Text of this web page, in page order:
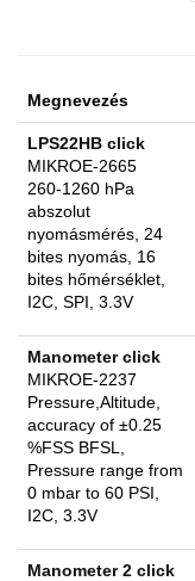
Megnevezés
LPS22HB click
MIKROE-2665
260-1260 hPa
abszolut
nyomásmérés, 24
bites nyomás, 16
bites hőmérséklet,
I2C, SPI, 3.3V
Manometer click
MIKROE-2237
Pressure,Altitude,
accuracy of ±0.25
%FSS BFSL,
Pressure range from
0 mbar to 60 PSI,
I2C, 3.3V
Manometer 2 click